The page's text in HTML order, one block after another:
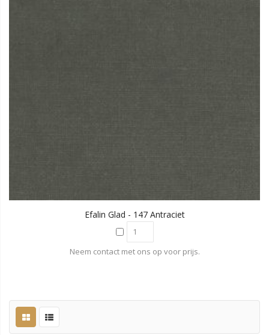
Efalin Glad - 147 Antraciet
Neem contact met ons op voor prijs.